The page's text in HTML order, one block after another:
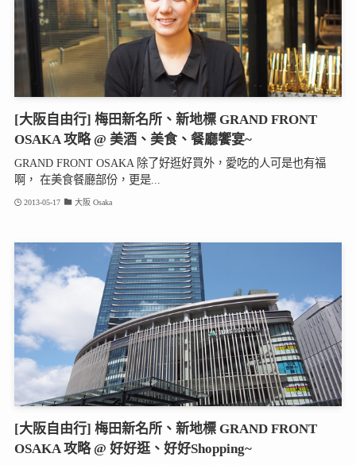
[大阪自由行] 梅田新名所、新地標 GRAND FRONT
OSAKA 攻略 @ 美酒、美食、餐廳饗宴~
GRAND FRONT OSAKA 除了好逛好買外，愛吃的人可是也有福
啊， 在美食餐廳部份，更是...
2013-05-17 大阪 Osaka
[大阪自由行] 梅田新名所、新地標 GRAND FRONT
OSAKA 攻略 @ 好好逛、好好Shopping~